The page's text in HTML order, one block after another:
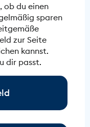
ob du einen
sparen
zur Seite
kannst.
dir passt.